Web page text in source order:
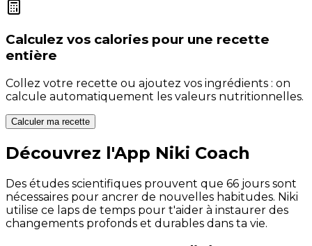
Calculez vos calories pour une recette
entière
Collez votre recette ou ajoutez vos ingrédients : on
calcule automatiquement les valeurs nutritionnelles.
Calculer ma recette
Découvrez l'App Niki Coach
Des études scientifiques prouvent que 66 jours sont
nécessaires pour ancrer de nouvelles habitudes. Niki
utilise ce laps de temps pour t'aider à instaurer des
changements profonds et durables dans ta vie.